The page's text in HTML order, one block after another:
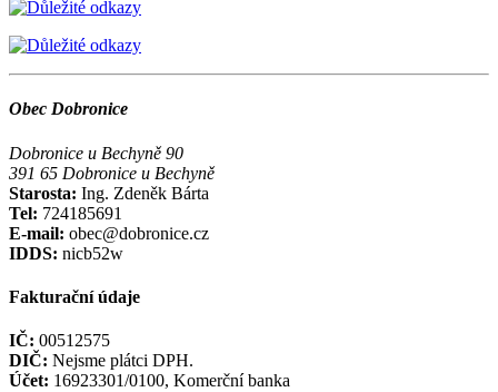
Obec Dobronice
Dobronice u Bechyně 90
391 65 Dobronice u Bechyně
Starosta: Ing. Zdeněk Bárta
Tel: 724185691
E-mail: obec@dobronice.cz
IDDS: nicb52w
Fakturační údaje
IČ: 00512575
DIČ: Nejsme plátci DPH.
Účet: 16923301/0100, Komerční banka